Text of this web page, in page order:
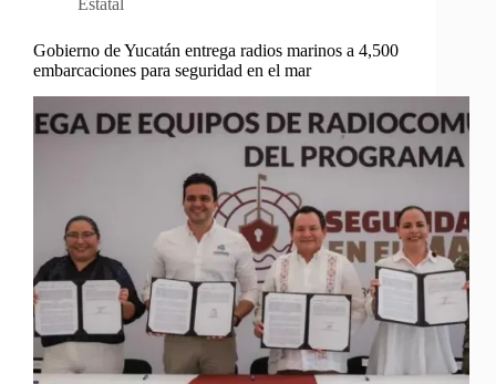
Gobierno de Yucatán entrega radios marinos a 4,500
embarcaciones para seguridad en el mar